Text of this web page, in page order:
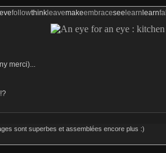
followthinkleavemakeembracesee learn learnfall
merci)...
sont superbes et assemblées encore plus :)